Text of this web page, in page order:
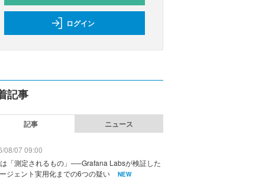
ログイン
記事
記事 ニュース
08/07 09:00
「測定されるもの」──Grafana Labsが検証した
ジェント実用化までの6つの疑い
NEW